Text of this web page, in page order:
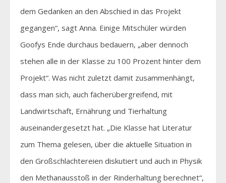
dem Gedanken an den Abschied in das Projekt
gegangen“, sagt Anna. Einige Mitschüler würden
Goofys Ende durchaus bedauern, „aber dennoch
stehen alle in der Klasse zu 100 Prozent hinter dem
Projekt“. Was nicht zuletzt damit zusammenhängt,
dass man sich, auch fächerübergreifend, mit
Landwirtschaft, Ernährung und Tierhaltung
auseinandergesetzt hat. „Die Klasse hat Literatur
zum Thema gelesen, über die aktuelle Situation in
den Großschlachtereien diskutiert und auch in Physik
den Methanausstoß in der Rinderhaltung berechnet“,